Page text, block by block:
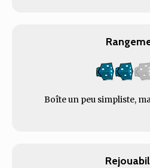
Boîte un peu simpliste,